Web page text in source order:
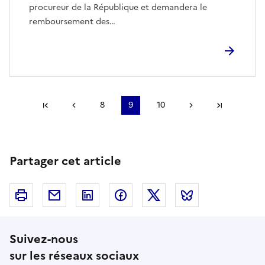
procureur de la République et demandera le
remboursement des…
Première pagePage précédente
8 9 10 Page suivante
Partager cet article
Imprimer Courriel Linkedin FacebookTwitter
Suivez-nous
sur les réseaux sociaux